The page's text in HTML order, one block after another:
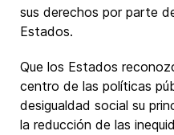
sus derechos por parte
Estados.
Que los Estados
centro de las políticas
desigualdad social su
la reducción de las